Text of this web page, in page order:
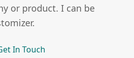
or product. I can be
In Touch